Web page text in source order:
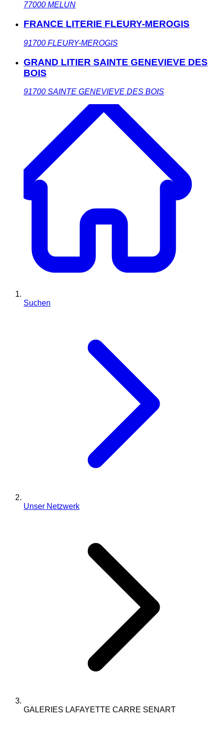
77000 MELUN
FRANCE LITERIE FLEURY-MEROGIS
91700 FLEURY-MEROGIS
GRAND LITIER SAINTE GENEVIEVE DES
BOIS
91700 SAINTE GENEVIEVE DES BOIS
Suchen
Unser Netzwerk
GALERIES LAFAYETTE CARRE SENART